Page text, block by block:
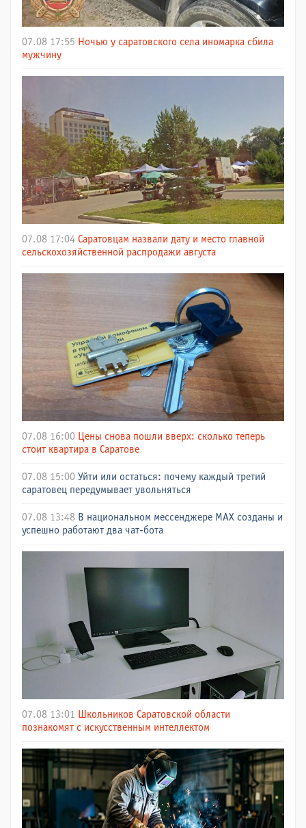
07.08 17:55 Ночью у саратовского села иномарка сбила
мужчину
07.08 17:04 Саратовцам назвали дату и место главной
сельскохозяйственной распродажи августа
07.08 16:00 Цены снова пошли вверх: сколько теперь
стоит квартира в Саратове
07.08 15:00 Уйти или остаться: почему каждый третий
саратовец передумывает увольняться
07.08 13:48 В национальном мессенджере МАХ созданы и
успешно работают два чат-бота
07.08 13:01 Школьников Саратовской области
познакомят с искусственным интеллектом